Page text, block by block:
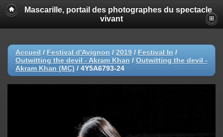
Mascarille, portail des photographes du spectacle
vivant
Accueil / Festival d'Avignon / 2019 / Festival In /
Outwitting the devil - Akram Khan / Outwitting the devil -
Akram Khan (MC) / 4Y5A6793-24